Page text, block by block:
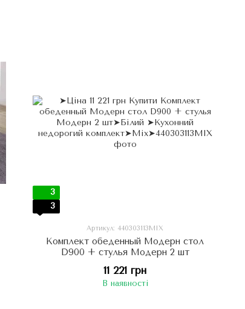
3
3
Артикул: 440303113MIX
Комплект обеденный Модерн стол
D900 + стулья Модерн 2 шт
11 221 грн
В наявності